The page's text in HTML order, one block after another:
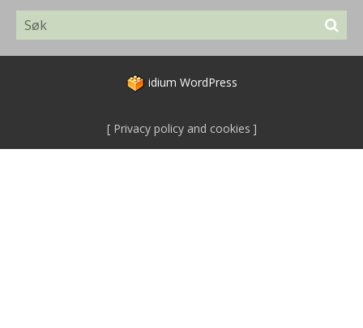
idium WordPress
Privacy policy and cookies